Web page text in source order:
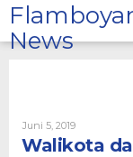
Lewati
ke
konten
News
Juni 5, 2019Oleh
Admin
Walikota